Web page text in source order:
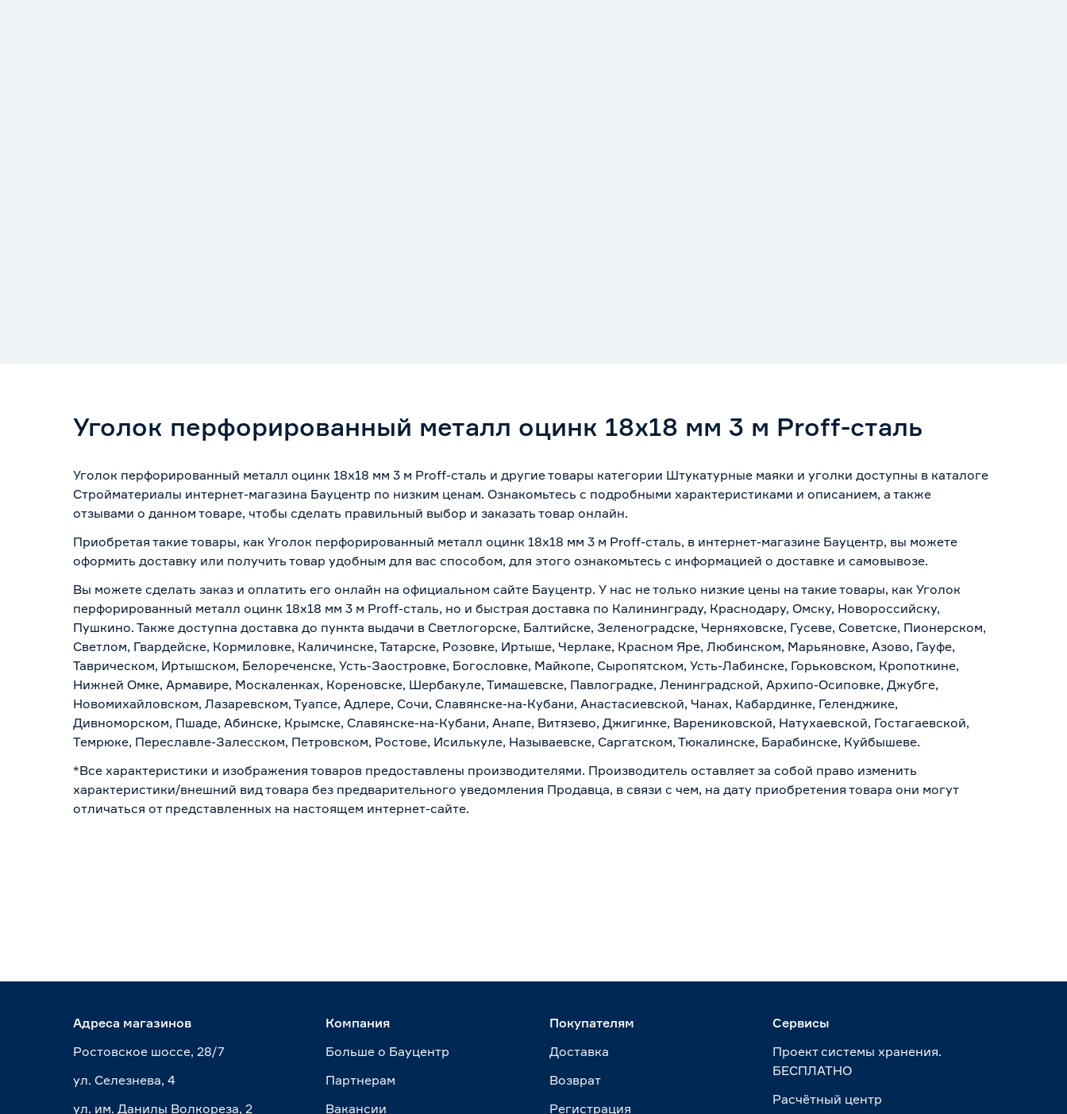
Уголок перфорированный металл оцинк 18x18 мм 3 м Proff-сталь
Уголок перфорированный металл оцинк 18x18 мм 3 м Proff-сталь и другие товары категории Штукатурные маяки и уголки доступны в каталоге
Стройматериалы интернет-магазина Бауцентр по низким ценам. Ознакомьтесь с подробными характеристиками и описанием, а также
отзывами о данном товаре, чтобы сделать правильный выбор и заказать товар онлайн.
Приобретая такие товары, как Уголок перфорированный металл оцинк 18x18 мм 3 м Proff-сталь, в интернет-магазине Бауцентр, вы можете
оформить доставку или получить товар удобным для вас способом, для этого ознакомьтесь с информацией о доставке и самовывозе.
Вы можете сделать заказ и оплатить его онлайн на официальном сайте Бауцентр. У нас не только низкие цены на такие товары, как Уголок
перфорированный металл оцинк 18x18 мм 3 м Proff-сталь, но и быстрая доставка по Калининграду, Краснодару, Омску, Новороссийску,
Пушкино. Также доступна доставка до пункта выдачи в Светлогорске, Балтийске, Зеленоградске, Черняховске, Гусеве, Советске, Пионерском,
Светлом, Гвардейске, Кормиловке, Каличинске, Татарске, Розовке, Иртыше, Черлаке, Красном Яре, Любинском, Марьяновке, Азово, Гауфе,
Таврическом, Иртышском, Белореченске, Усть-Заостровке, Богословке, Майкопе, Сыропятском, Усть-Лабинске, Горьковском, Кропоткине,
Нижней Омке, Армавире, Москаленках, Кореновске, Шербакуле, Тимашевске, Павлоградке, Ленинградской, Архипо-Осиповке, Джубге,
Новомихайловском, Лазаревском, Туапсе, Адлере, Сочи, Славянске-на-Кубани, Анастасиевской, Чанах, Кабардинке, Геленджике,
Дивноморском, Пшаде, Абинске, Крымске, Славянске-на-Кубани, Анапе, Витязево, Джигинке, Варениковской, Натухаевской, Гостагаевской,
Темрюке, Переславле-Залесском, Петровском, Ростове, Исилькуле, Называевске, Саргатском, Тюкалинске, Барабинске, Куйбышеве.
*Все характеристики и изображения товаров предоставлены производителями. Производитель оставляет за собой право изменить
характеристики/внешний вид товара без предварительного уведомления Продавца, в связи с чем, на дату приобретения товара они могут
отличаться от представленных на настоящем интернет-сайте.
Адреса магазинов
Ростовское шоссе, 28/7
ул. Селезнева, 4
ул. им. Данилы Волкореза, 2
Компания
Больше о Бауцентр
Партнерам
Вакансии
Покупателям
Доставка
Возврат
Регистрация
Сервисы
Проект системы хранения.
БЕСПЛАТНО
Расчётный центр